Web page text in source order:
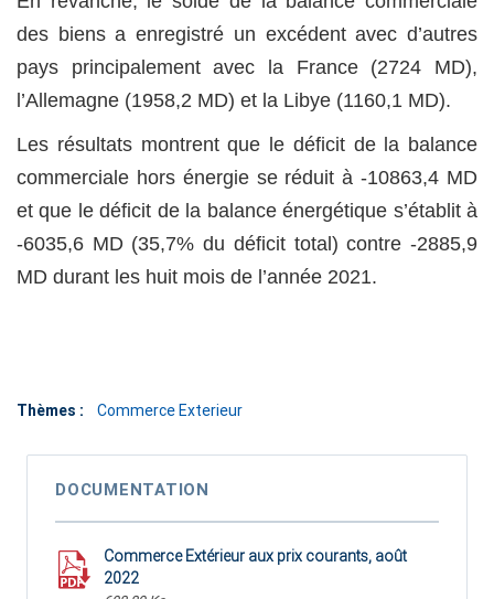
des biens a enregistré un excédent avec d’autres
pays principalement avec la France (2724 MD),
l’Allemagne (1958,2 MD) et la Libye (1160,1 MD).
Les résultats montrent que le déficit de la balance
commerciale hors énergie se réduit à -10863,4 MD
et que le déficit de la balance énergétique s’établit à
-6035,6 MD (35,7% du déficit total) contre -2885,9
MD durant les huit mois de l’année 2021.
Thèmes : Commerce Exterieur
DOCUMENTATION
Commerce Extérieur aux prix courants, août
2022